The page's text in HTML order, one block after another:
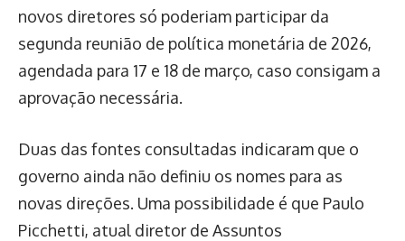
novos diretores só poderiam participar da
segunda reunião de política monetária de 2026,
agendada para 17 e 18 de março, caso consigam a
aprovação necessária.
Duas das fontes consultadas indicaram que o
governo ainda não definiu os nomes para as
novas direções. Uma possibilidade é que Paulo
Picchetti, atual diretor de Assuntos